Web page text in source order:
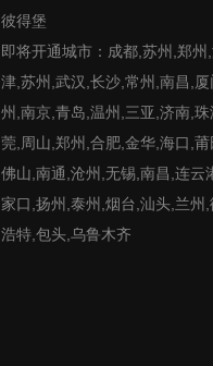
彼得堡
即将开通城市：成都,苏州,郑
津,苏州,武汉,长沙,常州,南昌,
州,南京,青岛,温州,三亚,济南,
莞,周山,郑州,合肥,金华,海口,莆
佛山,南通,沧州,无锡,南昌,连云
家口,扬州,泰州,烟台,汕头,兰州
浩特,包头,乌鲁木齐